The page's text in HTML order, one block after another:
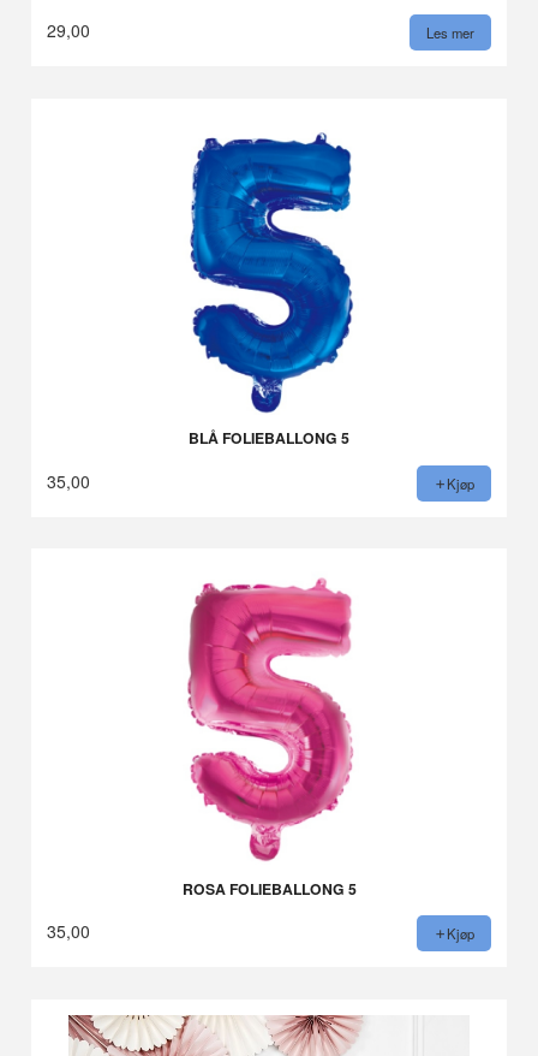
29,00 Les mer
BLÅ FOLIEBALLONG 5
35,00 Kjøp
ROSA FOLIEBALLONG 5
35,00 Kjøp